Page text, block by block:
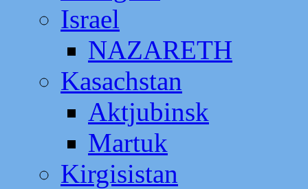
Israel
NAZARETH
Kasachstan
Aktjubinsk
Martuk
Kirgisistan